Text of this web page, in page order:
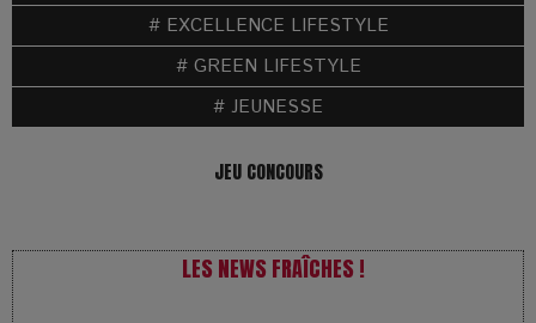
# EXCELLENCE LIFESTYLE
# GREEN LIFESTYLE
# JEUNESSE
JEU CONCOURS
LES NEWS FRAÎCHES !